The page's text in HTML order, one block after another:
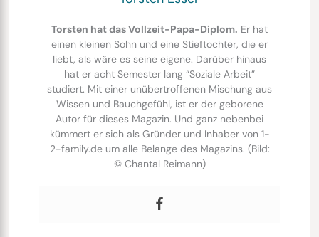
Torsten hat das Vollzeit-Papa-Diplom. Er hat
einen kleinen Sohn und eine Stieftochter, die er
liebt, als wäre es seine eigene. Darüber hinaus
hat er acht Semester lang “Soziale Arbeit”
studiert. Mit einer unübertroffenen Mischung aus
Wissen und Bauchgefühl, ist er der geborene
Autor für dieses Magazin. Und ganz nebenbei
kümmert er sich als Gründer und Inhaber von 1-
2-family.de um alle Belange des Magazins. (Bild:
© Chantal Reimann)